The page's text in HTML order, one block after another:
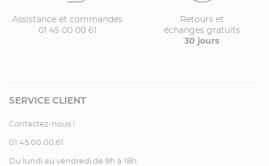
Assistance et commandes
01 45 00 00 61
Retours et
échanges gratuits
30 jours
SERVICE CLIENT
Contactez-nous !
01.45.00.00.61
Du lundi au vendredi de 9h à 18h